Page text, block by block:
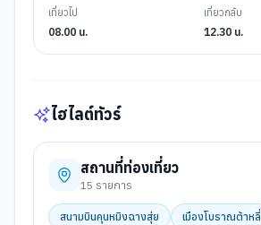
เที่ยวไป
08.00 น.
เที่ยวกลับ
12.30 น.
ไฮไลต์ทัวร์
สถานที่ท่องเที่ยว
15 รายการ
สนามบินคุนหมิงฉางสุ่ย
เมืองโบราณต้าหลี่